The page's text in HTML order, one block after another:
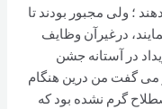
؛ ولی مجبور بودند تا
درغیرآن وظایف
در آستانه جشن
افتاد. او می گفت من درین هنگام
گرم نشده بود که